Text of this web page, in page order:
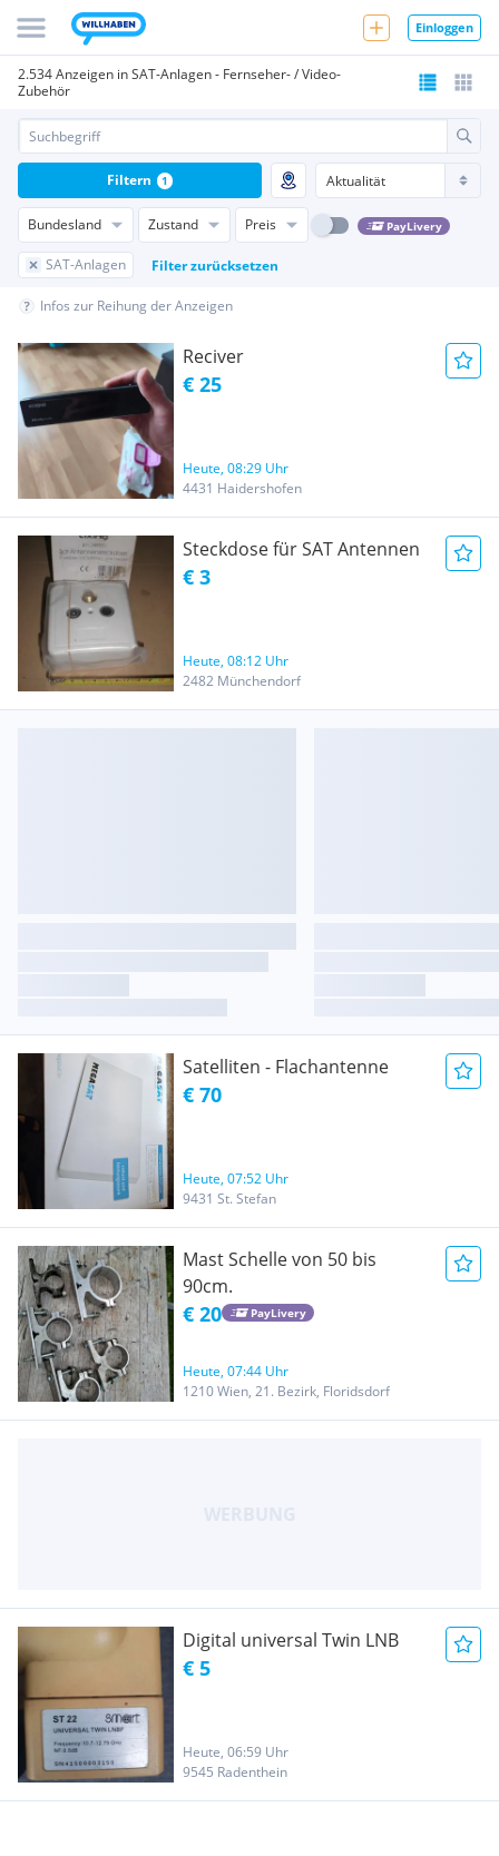
Einloggen
2.534 Anzeigen in SAT-Anlagen - Fernseher- / Video-
Zubehör
Bundesland Zustand Preis PayLivery
SAT-Anlagen Filter zurücksetzen
Filtern 1
Infos zur Reihung der Anzeigen
Reciver
€ 25
Heute, 08:29 Uhr
4431 Haidershofen
Steckdose für SAT Antennen
€ 3
Heute, 08:12 Uhr
2482 Münchendorf
Satelliten - Flachantenne
€ 70
Heute, 07:52 Uhr
9431 St. Stefan
Mast Schelle von 50 bis
90cm.
€ 20 PayLivery
Heute, 07:44 Uhr
1210 Wien, 21. Bezirk, Floridsdorf
Digital universal Twin LNB
€ 5
Heute, 06:59 Uhr
9545 Radenthein